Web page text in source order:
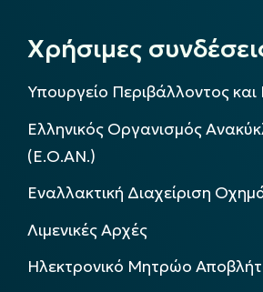
Χρήσιμες
Υπουργείο Περιβάλλοντος και
Ελληνικός Οργανισμός
(Ε.Ο.ΑΝ.)
Εναλλακτική Διαχείριση
Λιμενικές Αρχές
Ηλεκτρονικό Μητρώο